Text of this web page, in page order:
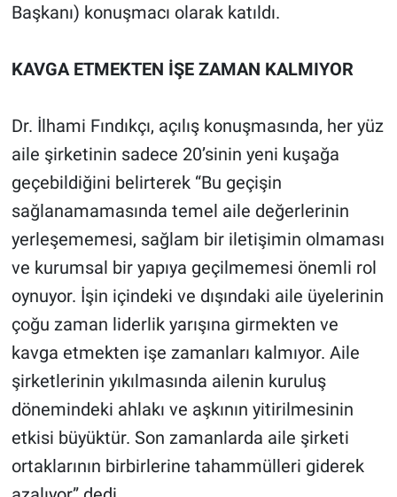
Başkanı) konuşmacı olarak katıldı.
KAVGA ETMEKTEN İŞE ZAMAN KALMIYOR
Dr. İlhami Fındıkçı, açılış konuşmasında, her yüz
aile şirketinin sadece 20’sinin yeni kuşağa
geçebildiğini belirterek “Bu geçişin
sağlanamamasında temel aile değerlerinin
yerleşememesi, sağlam bir iletişimin olmaması
ve kurumsal bir yapıya geçilmemesi önemli rol
oynuyor. İşin içindeki ve dışındaki aile üyelerinin
çoğu zaman liderlik yarışına girmekten ve
kavga etmekten işe zamanları kalmıyor. Aile
şirketlerinin yıkılmasında ailenin kuruluş
dönemindeki ahlakı ve aşkının yitirilmesinin
etkisi büyüktür. Son zamanlarda aile şirketi
ortaklarının birbirlerine tahammülleri giderek